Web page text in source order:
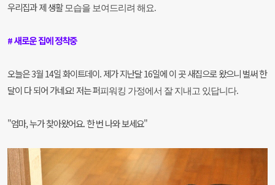
우리집과 제 생활모습을 보여드리려 해요.
# 새로운 집에 정착중
오늘은 3월 14일 화이트데이. 제가 지난달 16일에 이 곳 새집으로 왔으니 벌써 한
달이 다 되어 가네요! 저는 퍼피워킹 가정에서 잘 지내고 있답니다.
"엄마, 누가 찾아왔어요. 한 번 나와 보세요"